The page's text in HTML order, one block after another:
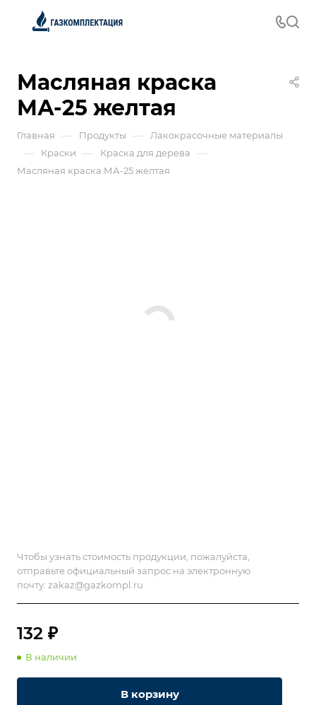
Масляная краска
МА-25 желтая
Главная — Продукты — Лакокрасочные материалы
— Краски — Краска для дерева —
Масляная краска МА-25 желтая
Чтобы узнать стоимость продукции, пожалуйста,
отправьте официальный запрос на электронную
почту: zakaz@gazkompl.ru
132 ₽
В наличии
В корзину